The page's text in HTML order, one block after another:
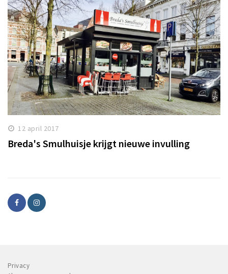
12 april 2017
Breda's Smulhuisje krijgt nieuwe invulling
Privacy